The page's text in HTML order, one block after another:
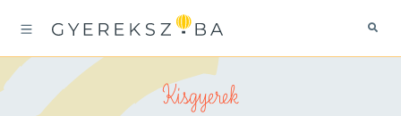
Kisgyerek